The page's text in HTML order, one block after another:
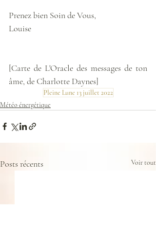
Prenez bien Soin de Vous,
Louise
[Carte de L'Oracle des messages de ton
âme, de Charlotte Daynes]
Pleine Lune 13 juillet 2022
Météo énergétique
Posts récents Voir tout